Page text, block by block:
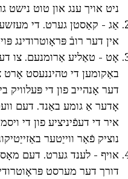
ניט אויך ענג און טוט נישט
אַג - קאַסטן גערט. די
אין דער רובֿ פּראָוטרודינג
אָט - טאַליע אַרומנעם. צו
באַקומען די טהיננעסט אָרט
דער אָנהייב פון די פּעלוויק
אָדער אַ גומע באַנד. דעם
איר די דעפֿיניציע פון די
נוציק פֿאַר ווייַטער
אויף - לענד גערט. דעם מאָס
דורך דער מערסט